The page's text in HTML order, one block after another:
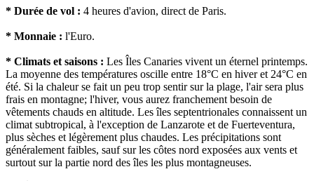
* Durée de vol : 4 heures d'avion, direct de Paris.
* Monnaie : l'Euro.
* Climats et saisons : Les Îles Canaries vivent un éternel printemps.
La moyenne des températures oscille entre 18°C en hiver et 24°C en
été. Si la chaleur se fait un peu trop sentir sur la plage, l'air sera plus
frais en montagne; l'hiver, vous aurez franchement besoin de
vêtements chauds en altitude. Les îles septentrionales connaissent un
climat subtropical, à l'exception de Lanzarote et de Fuerteventura,
plus sèches et légèrement plus chaudes. Les précipitations sont
généralement faibles, sauf sur les côtes nord exposées aux vents et
surtout sur la partie nord des îles les plus montagneuses.